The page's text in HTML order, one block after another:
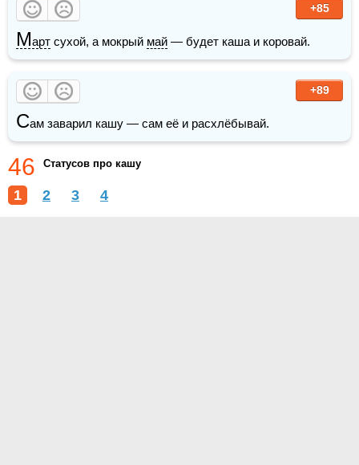
+85
Март сухой, а мокрый май — будет каша и коровай.
+89
Сам заварил кашу — сам её и расхлёбывай.
46 Статусов про кашу
1 2 3 4